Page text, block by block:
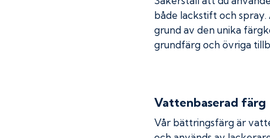
både lackstift och spray.
grund av den unika
grundfärg och övriga
Vattenbaserad färg
Vår bättringsfärg är